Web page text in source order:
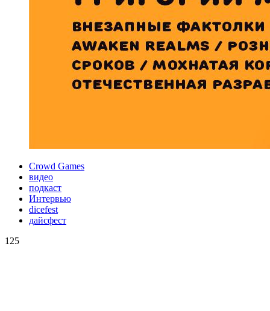
Crowd Games
видео
подкаст
Интервью
dicefest
дайсфест
125